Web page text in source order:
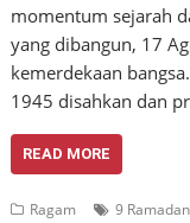
momentum sejarah
yang dibangun, 17
kemerdekaan
1945 disahkan dan
READ MORE
Ragam 9 Ramadan